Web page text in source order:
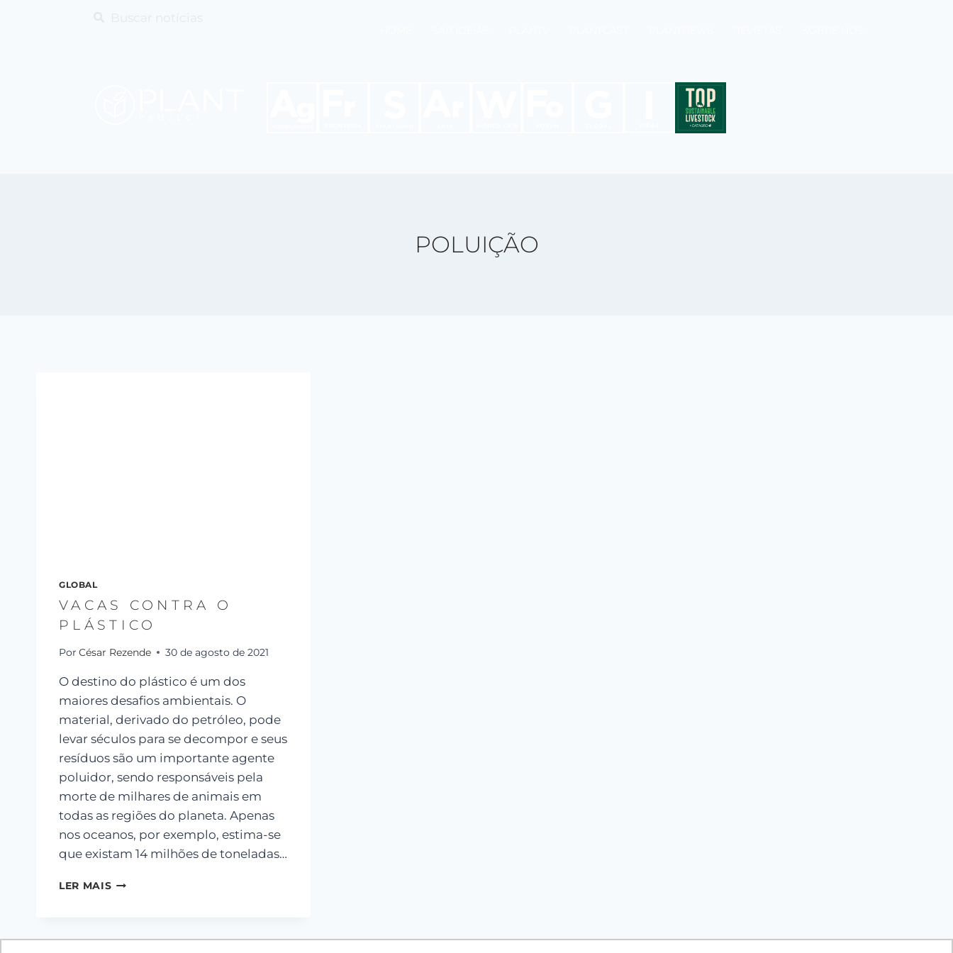
POLUIÇÃO
GLOBAL
VACAS CONTRA O
PLÁSTICO
Por César Rezende 30 de agosto de 2021
O destino do plástico é um dos
maiores desafios ambientais. O
material, derivado do petróleo, pode
levar séculos para se decompor e seus
resíduos são um importante agente
poluidor, sendo responsáveis pela
morte de milhares de animais em
todas as regiões do planeta. Apenas
nos oceanos, por exemplo, estima-se
que existam 14 milhões de toneladas…
LER MAIS